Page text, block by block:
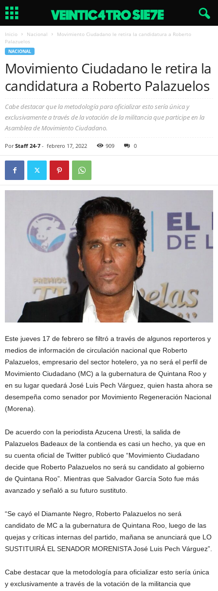
Inicio Nacional
Movimiento Ciudadano le retira la candidatura a Roberto
Palazuelos
NACIONAL
Movimiento Ciudadano le retira la
candidatura a Roberto Palazuelos
Cabe destacar que la metodología para oficializar esto sería única y
exclusivamente a través de la votación de la militancia que participe en la
Asamblea de Movimiento Ciudadano.
Por Staff 24-7 - febrero 17, 2022 909 0
Este jueves 17 de febrero se filtró a través de algunos reporteros y
medios de información de circulación nacional que Roberto
Palazuelos, empresario del sector hotelero, ya no será el perfil de
Movimiento Ciudadano (MC) a la gubernatura de Quintana Roo y
en su lugar quedará José Luis Pech Várguez, quien hasta ahora se
desempeña como senador por Movimiento Regeneración Nacional
(Morena).
De acuerdo con la periodista Azucena Uresti, la salida de
Palazuelos Badeaux de la contienda es casi un hecho, ya que en
su cuenta oficial de Twitter publicó que “Movimiento Ciudadano
decide que Roberto Palazuelos no será su candidato al gobierno
de Quintana Roo”. Mientras que Salvador García Soto fue más
avanzado y señaló a su futuro sustituto.
“Se cayó el Diamante Negro, Roberto Palazuelos no será
candidato de MC a la gubernatura de Quintana Roo, luego de las
quejas y críticas internas del partido, mañana se anunciará que LO
SUSTITUIRÁ EL SENADOR MORENISTA José Luis Pech Várguez”.
Cabe destacar que la metodología para oficializar esto sería única
y exclusivamente a través de la votación de la militancia que